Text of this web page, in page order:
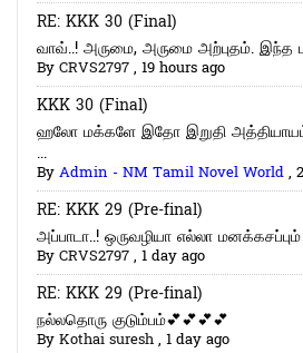
RE: KKK 30 (Final)
வாவ்..! அருமை, அருமை அற்புதம். இந்த
ByCRVS2797, 19 hours ago
KKK 30 (Final)
ஹலோ மக்களே இதோ இறுதி
...
ByAdmin - NM Tamil Novel World,
RE: KKK 29 (Pre-final)
அப்பாடா..! ஒருவழியா எல்லா மனக்கசப்பும்
ByCRVS2797, 1 day ago
RE: KKK 29 (Pre-final)
நல்லதொரு குடும்பம்💕💕💕💕
ByKothai suresh, 1 day ago